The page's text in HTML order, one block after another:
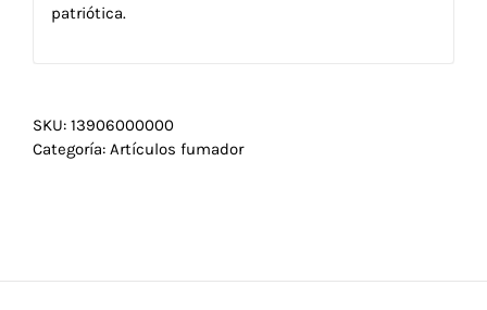
patriótica.
SKU: 13906000000
Categoría: Artículos fumador